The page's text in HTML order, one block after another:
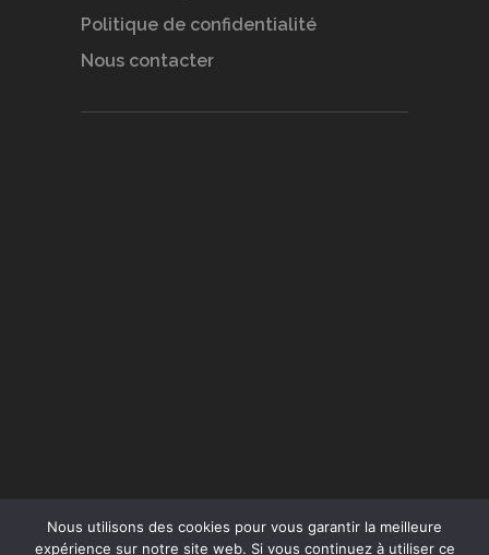
Politique de confidentialité
Nous contacter
Nous utilisons des cookies pour vous garantir la meilleure
expérience sur notre site web. Si vous continuez à utiliser ce